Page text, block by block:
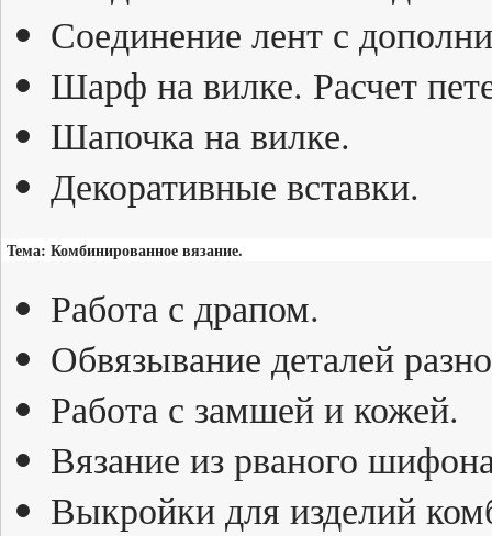
Соединение лент с
Шарф на вилке. Расчет
Шапочка на вилке.
Декоративные вставки.
Тема: Комбинированное вязание.
Работа с драпом.
Обвязывание деталей
Работа с замшей и кожей.
Вязание из рваного
Выкройки для изделий